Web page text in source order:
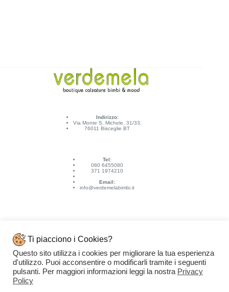
Indirizzo:
Via Monte S. Michele, 31/33,
76011 Bisceglie BT
Tel:
080 6455080
371 1974210
Email:
info@verdemelabimbi.it
Link Utili
Spedizioni e pagamenti
Condizioni di vendita
Ti piacciono i Cookies?
Questo sito utilizza i cookies per migliorare la tua esperienza
d'utilizzo. Puoi acconsentire o modificarli tramite i seguenti
pulsanti. Per maggiori informazioni leggi la nostra Privacy
Policy